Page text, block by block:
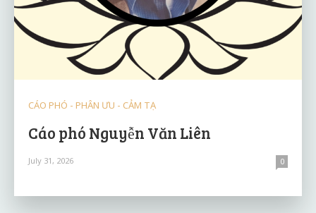
CÁO PHÓ - PHÂN ƯU - CẢM TẠ
Cáo phó Nguyễn Văn Liên
July 31, 2026 0